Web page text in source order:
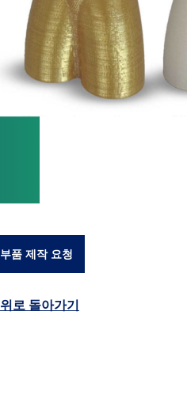
부품 제작 요청
위로 돌아가기